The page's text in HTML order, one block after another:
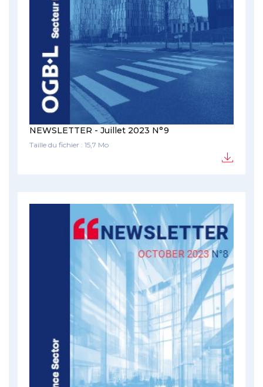
NEWSLETTER - Juillet 2023 N°9
Taille du fichier : 15,7 Mo